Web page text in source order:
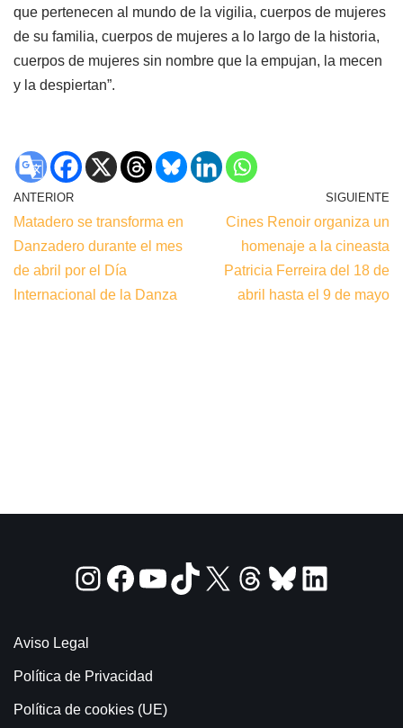
que pertenecen al mundo de la vigilia, cuerpos de mujeres
de su familia, cuerpos de mujeres a lo largo de la historia,
cuerpos de mujeres sin nombre que la empujan, la mecen
y la despiertan”.
ANTERIOR
Matadero se transforma en
Danzadero durante el mes
de abril por el Día
Internacional de la Danza
SIGUIENTE
Cines Renoir organiza un
homenaje a la cineasta
Patricia Ferreira del 18 de
abril hasta el 9 de mayo
Aviso Legal
Política de Privacidad
Política de cookies (UE)